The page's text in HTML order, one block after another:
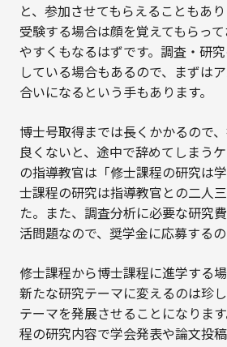
と、参加させてもらえることもあ
受験する場合は顔を覚えてもらっ
やすくもなるはずです。調査・研
している場合もあるので、まずは
合いになるという手もあります。
博士号取得までは長くかかるので
良くないと、途中で辞めてしまう
の指導教官は「修士課程の研究は
士課程の研究は指導教官との二人
た。また、調査分析に必要な研究
活問題なので、奨学金に応募するの
修士課程から博士課程に進学する
新たな研究テーマに変えるのは珍
テーマを発展させることになりま
程の研究内容で学会発表や論文投